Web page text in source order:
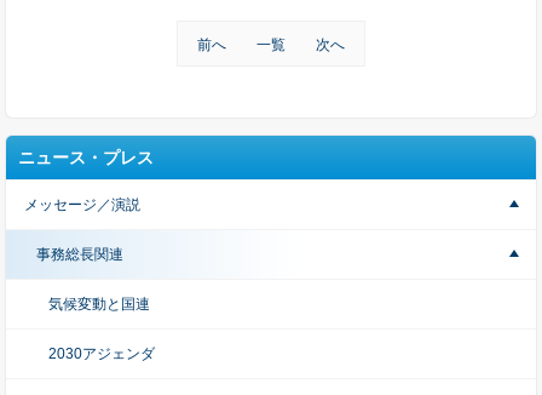
前へ 一覧 次へ
ニュース・プレス
メッセージ／演説
事務総長関連
気候変動と国連
2030アジェンダ